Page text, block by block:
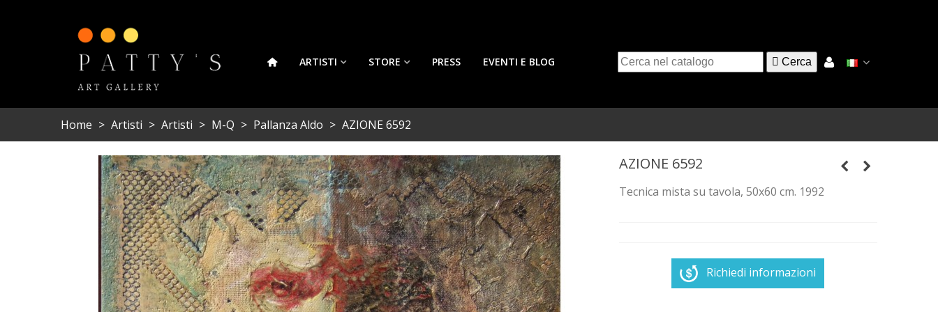
ARTISTI STORE PRESS EVENTI E BLOG  Cerca
Home > Artisti > Artisti > M-Q > Pallanza Aldo > AZIONE 6592
AZIONE 6592
Tecnica mista su tavola, 50x60 cm. 1992
Richiedi informazioni